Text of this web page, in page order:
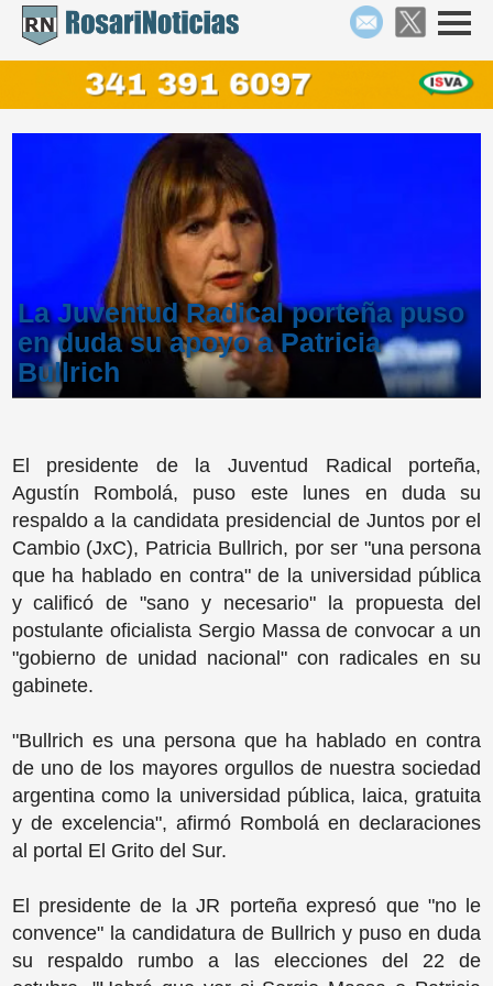
La Juventud Radical porteña puso
en duda su apoyo a Patricia
Bullrich
El presidente de la Juventud Radical porteña,
Agustín Rombolá, puso este lunes en duda su
respaldo a la candidata presidencial de Juntos por el
Cambio (JxC), Patricia Bullrich, por ser "una persona
que ha hablado en contra" de la universidad pública
y calificó de "sano y necesario" la propuesta del
postulante oficialista Sergio Massa de convocar a un
"gobierno de unidad nacional" con radicales en su
gabinete.
"Bullrich es una persona que ha hablado en contra
de uno de los mayores orgullos de nuestra sociedad
argentina como la universidad pública, laica, gratuita
y de excelencia", afirmó Rombolá en declaraciones
al portal El Grito del Sur.
El presidente de la JR porteña expresó que "no le
convence" la candidatura de Bullrich y puso en duda
su respaldo rumbo a las elecciones del 22 de